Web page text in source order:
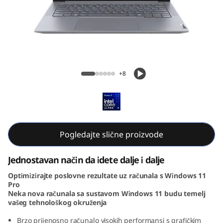
4
G
e
n
6
ThinkBook 14 Gen 6+ (14, Intel)
+8
Pogledajte slične proizvode
Jednostavan način da idete dalje i dalje
Optimizirajte poslovne rezultate uz računala s Windows 11
Pro
Neka nova računala sa sustavom Windows 11 budu temelj
vašeg tehnološkog okruženja
Brzo prijenosno računalo visokih performansi s grafičkim